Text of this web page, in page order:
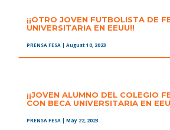
¡¡OTRO JOVEN FUTBOLISTA DE
UNIVERSITARIA EN EEUU!!
PRENSA FESA | August 10, 2023
¡¡JOVEN ALUMNO DEL COLEGIO
CON BECA UNIVERSITARIA EN
PRENSA FESA | May 22, 2023